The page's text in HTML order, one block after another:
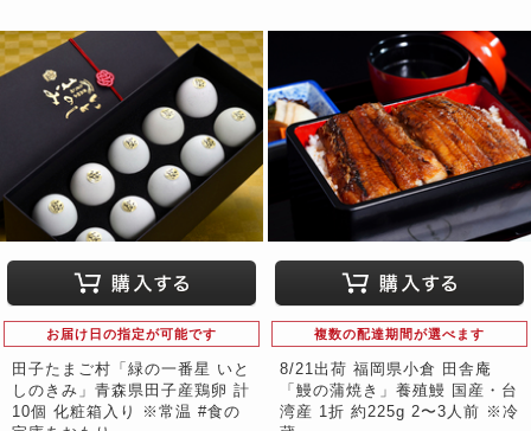
お届け日の指定が可能です
田子たまご村「緑の一番星 いと
しのきみ」青森県田子産鶏卵 計
10個 化粧箱入り ※常温 #食の
複数の配達期間が選べます
8/21出荷 福岡県小倉 田舎庵
「鰻の蒲焼き」養殖鰻 国産・台
湾産 1折 約225g 2〜3人前 ※冷